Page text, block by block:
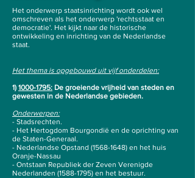
Het onderwerp staatsinrichting wordt ook wel
omschreven als het onderwerp 'rechtsstaat en
democratie'. Het kijkt naar de historische
ontwikkeling en inrichting van de Nederlandse
staat.
Het thema is opgebouwd uit vijf onderdelen:
1) 1000-1795: De groeiende vrijheid van steden en
gewesten in de Nederlandse gebieden.
Onderwerpen:
- Stadsrechten.
- Het Hertogdom Bourgondië en de oprichting van
de Staten-Generaal.
- Nederlandse Opstand (1568-1648) en het huis
Oranje-Nassau
- Ontstaan Republiek der Zeven Verenigde
Nederlanden (1588-1795) en het bestuur.